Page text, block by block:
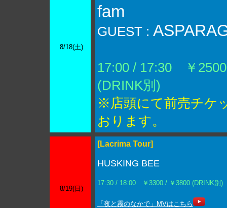
8/18(土)
fam
GUEST :
17:00 / 17:30 ￥
(DRINK別)
※店頭にて前売チケ
おります。
8/19(日)
[Lacrima Tour]
HUSKING BEE
17:30 / 18:00 ￥3300 / ￥3800 (DRINK別)
「夜と霧のなかで」MVはこちら